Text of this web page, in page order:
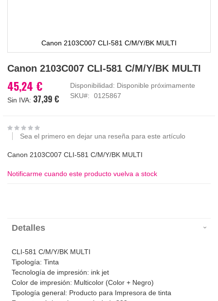
Canon 2103C007 CLI-581 C/M/Y/BK MULTI
al
de
la
imágenes
Canon 2103C007 CLI-581 C/M/Y/BK MULTI
45,24 €
37,39 €
Disponibilidad: Disponible próximamente
SKU
0125867
Sea el primero en dejar una reseña para este artículo
Canon 2103C007 CLI-581 C/M/Y/BK MULTI
Notificarme cuando este producto vuelva a stock
Detalles
CLI-581 C/M/Y/BK MULTI
Tipología: Tinta
Tecnología de impresión: ink jet
Color de impresión: Multicolor (Color + Negro)
Tipología general: Producto para Impresora de tinta